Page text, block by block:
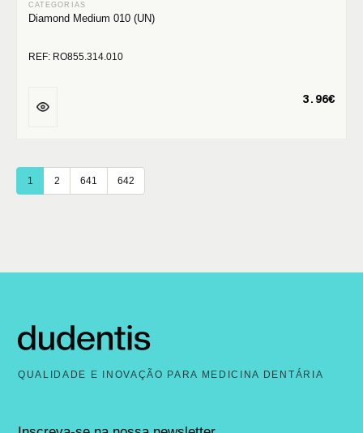
Diamond Medium 010 (UN)
REF: RO855.314.010
3.96€
1 2 641 642
QUALIDADE E INOVAÇÃO PARA MEDICINA DENTÁRIA